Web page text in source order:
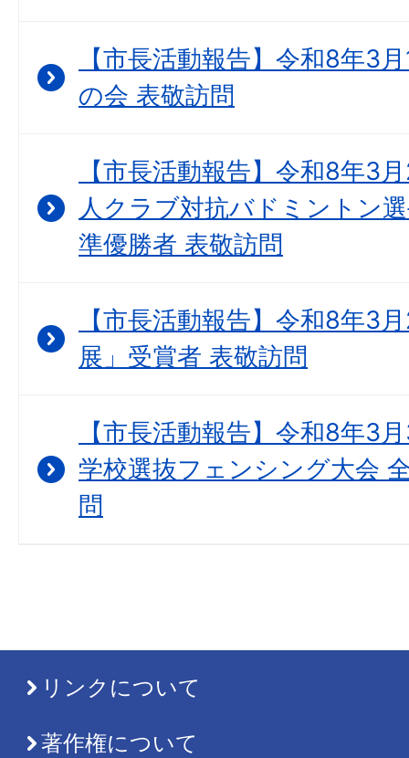
【市長活動報告】令和8年3
の会 表敬訪問
【市長活動報告】令和8年3
人クラブ対抗バドミントン
準優勝者 表敬訪問
【市長活動報告】令和8年3
展」受賞者 表敬訪問
【市長活動報告】令和8年3
学校選抜フェンシング大会
問
リンクについて
著作権について